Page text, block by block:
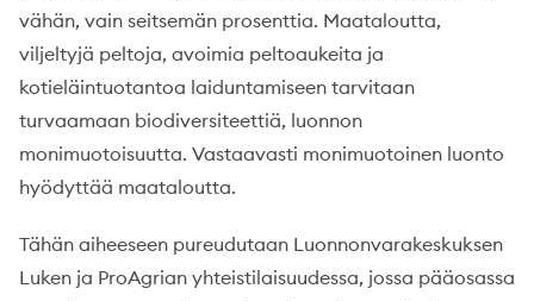
vähän, vain seitsemän prosenttia. Maataloutta,
viljeltyjä peltoja, avoimia peltoaukeita ja
kotieläintuotantoa laiduntamiseen tarvitaan
turvaamaan biodiversiteettiä, luonnon
monimuotoisuutta. Vastaavasti monimuotoinen luonto
hyödyttää maataloutta.
Tähän aiheeseen pureudutaan Luonnonvarakeskuksen
Luken ja ProAgrian yhteistilaisuudessa, jossa pääosassa